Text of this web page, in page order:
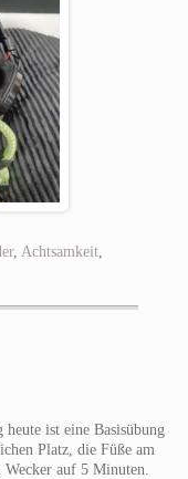
, Achtsamkeit,
heute ist eine Basisübung
Platz, die Füße am
auf 5 Minuten.